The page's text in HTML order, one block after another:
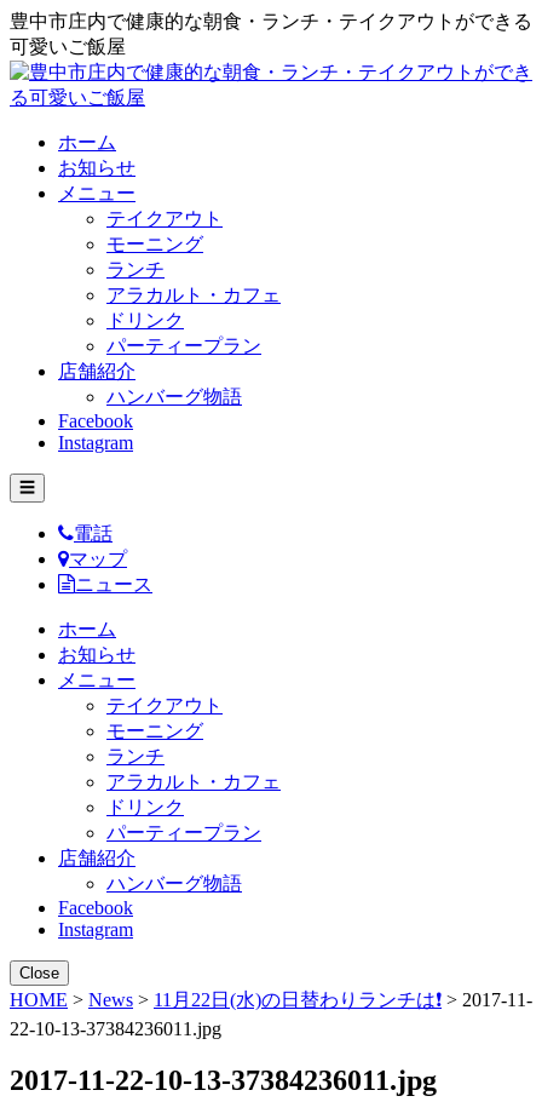
豊中市庄内で健康的な朝食・ランチ・テイクアウトができる
可愛いご飯屋
ホーム
お知らせ
メニュー
テイクアウト
モーニング
ランチ
アラカルト・カフェ
ドリンク
パーティープラン
店舗紹介
ハンバーグ物語
Facebook
Instagram
☰
電話
マップ
ニュース
ホーム
お知らせ
メニュー
テイクアウト
モーニング
ランチ
アラカルト・カフェ
ドリンク
パーティープラン
店舗紹介
ハンバーグ物語
Facebook
Instagram
Close
HOME > News > 11月22日(水)の日替わりランチは❗ > 2017-11-
22-10-13-37384236011.jpg
2017-11-22-10-13-37384236011.jpg